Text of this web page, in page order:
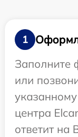
1
Заполните
или
центра
ответит на